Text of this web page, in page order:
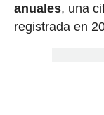
anuales, una
registrada en